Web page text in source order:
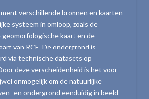
verschillende bronnen en kaarten
systeem in omloop, zoals de
geomorfologische kaart en de
van RCE. De ondergrond is
via technische datasets op
deze verscheidenheid is het voor
onmogelijk om de natuurlijke
en ondergrond eenduidig in beeld